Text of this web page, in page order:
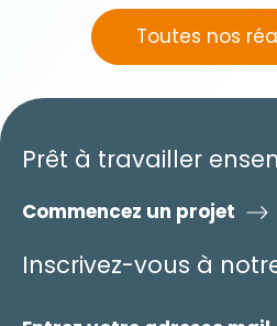
Toutes nos
Prêt à travailler
Commencez un projet
Inscrivez-vous à